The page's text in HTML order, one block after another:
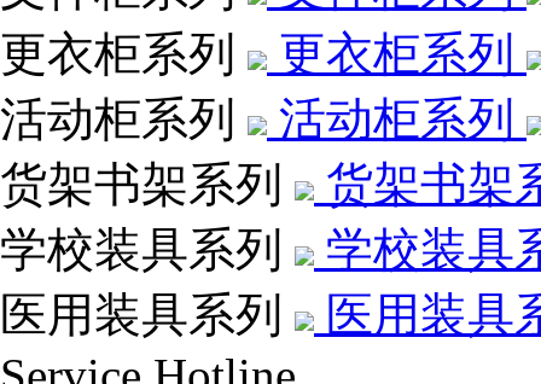
更衣柜系列
更衣柜系列
活动柜系列
活动柜系列
货架书架系列
货架书架
学校装具系列
学校装具
医用装具系列
医用装具